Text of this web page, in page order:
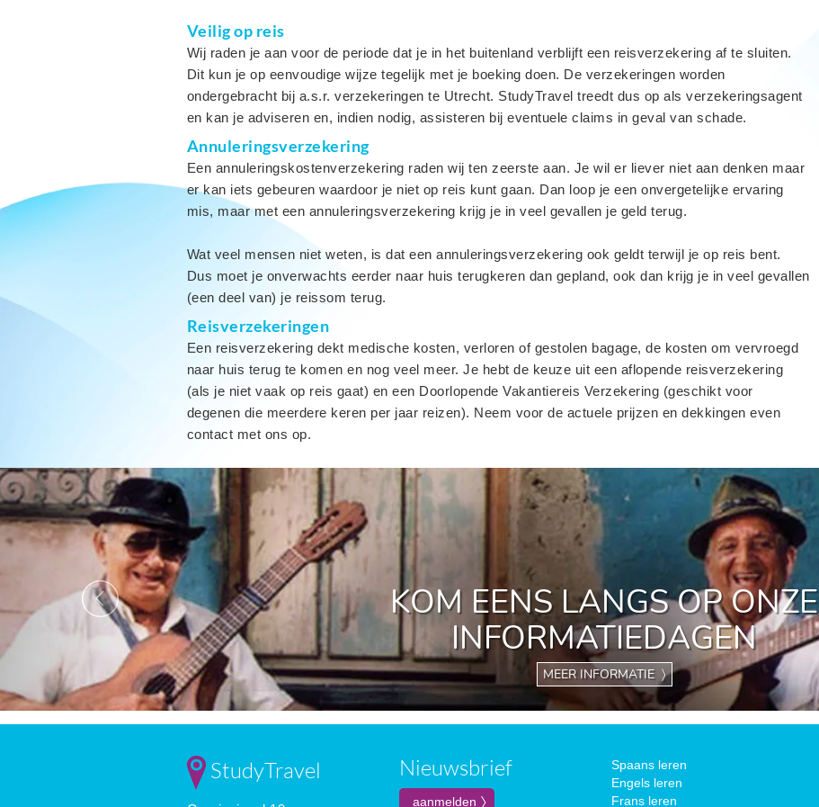
Veilig op reis
Wij raden je aan voor de periode dat je in het buitenland verblijft een reisverzekering af te sluiten.
Dit kun je op eenvoudige wijze tegelijk met je boeking doen. De verzekeringen worden
ondergebracht bij a.s.r. verzekeringen te Utrecht. StudyTravel treedt dus op als verzekeringsagent
en kan je adviseren en, indien nodig, assisteren bij eventuele claims in geval van schade.
Annuleringsverzekering
Een annuleringskostenverzekering raden wij ten zeerste aan. Je wil er liever niet aan denken maar
er kan iets gebeuren waardoor je niet op reis kunt gaan. Dan loop je een onvergetelijke ervaring
mis, maar met een annuleringsverzekering krijg je in veel gevallen je geld terug.
Wat veel mensen niet weten, is dat een annuleringsverzekering ook geldt terwijl je op reis bent.
Dus moet je onverwachts eerder naar huis terugkeren dan gepland, ook dan krijg je in veel gevallen
(een deel van) je reissom terug.
Reisverzekeringen
Een reisverzekering dekt medische kosten, verloren of gestolen bagage, de kosten om vervroegd
naar huis terug te komen en nog veel meer. Je hebt de keuze uit een aflopende reisverzekering
(als je niet vaak op reis gaat) en een Doorlopende Vakantiereis Verzekering (geschikt voor
degenen die meerdere keren per jaar reizen). Neem voor de actuele prijzen en dekkingen even
contact met ons op.
KOM EENS LANGS OP ONZE
INFORMATIEDAGEN
MEER INFORMATIE 〉
Previous
StudyTravel Nieuwsbrief
Spaans leren
Engels leren
Frans leren